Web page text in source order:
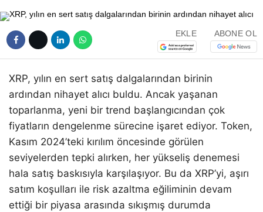
EKLE ABONE OL
XRP, yılın en sert satış dalgalarından birinin
ardından nihayet alıcı buldu. Ancak yaşanan
toparlanma, yeni bir trend başlangıcından çok
fiyatların dengelenme sürecine işaret ediyor. Token,
Kasım 2024’teki kırılım öncesinde görülen
seviyelerden tepki alırken, her yükseliş denemesi
hala satış baskısıyla karşılaşıyor. Bu da XRP’yi, aşırı
satım koşulları ile risk azaltma eğiliminin devam
ettiği bir piyasa arasında sıkışmış durumda